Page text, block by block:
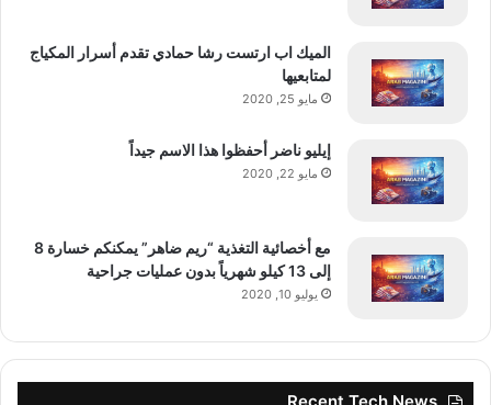
الميك اب ارتست رشا حمادي تقدم أسرار المكياج
لمتابعيها
مايو 25, 2020
إيليو ناضر أحفظوا هذا الاسم جيداً
مايو 22, 2020
مع أخصائية التغذية “ريم ضاهر” يمكنكم خسارة 8
إلى 13 كيلو شهرياً بدون عمليات جراحية
يوليو 10, 2020